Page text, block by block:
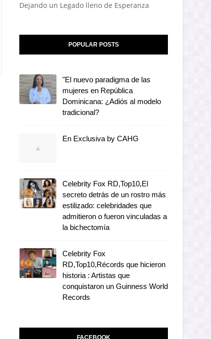
Dejando un Legado lleno de Esperanza
POPULAR POSTS
"El nuevo paradigma de las
mujeres en República
Dominicana: ¿Adiós al modelo
tradicional?
En Exclusiva by CAHG
Celebrity Fox RD,Top10,El
secreto detrás de un rostro más
estilizado: celebridades que
admitieron o fueron vinculadas a
la bichectomía
Celebrity Fox
RD,Top10,Récords que hicieron
historia : Artistas que
conquistaron un Guinness World
Records
FACEBOOK